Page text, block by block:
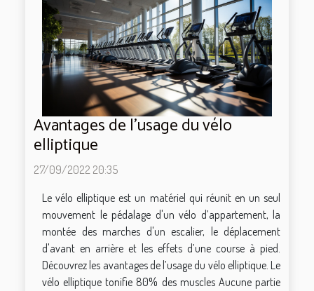
Avantages de l’usage du vélo
elliptique
27/09/2022 20:35
Le vélo elliptique est un matériel qui réunit en un seul
mouvement le pédalage d'un vélo d’appartement, la
montée des marches d'un escalier, le déplacement
d'avant en arrière et les effets d’une course à pied.
Découvrez les avantages de l’usage du vélo elliptique. Le
vélo elliptique tonifie 80% des muscles Aucune partie